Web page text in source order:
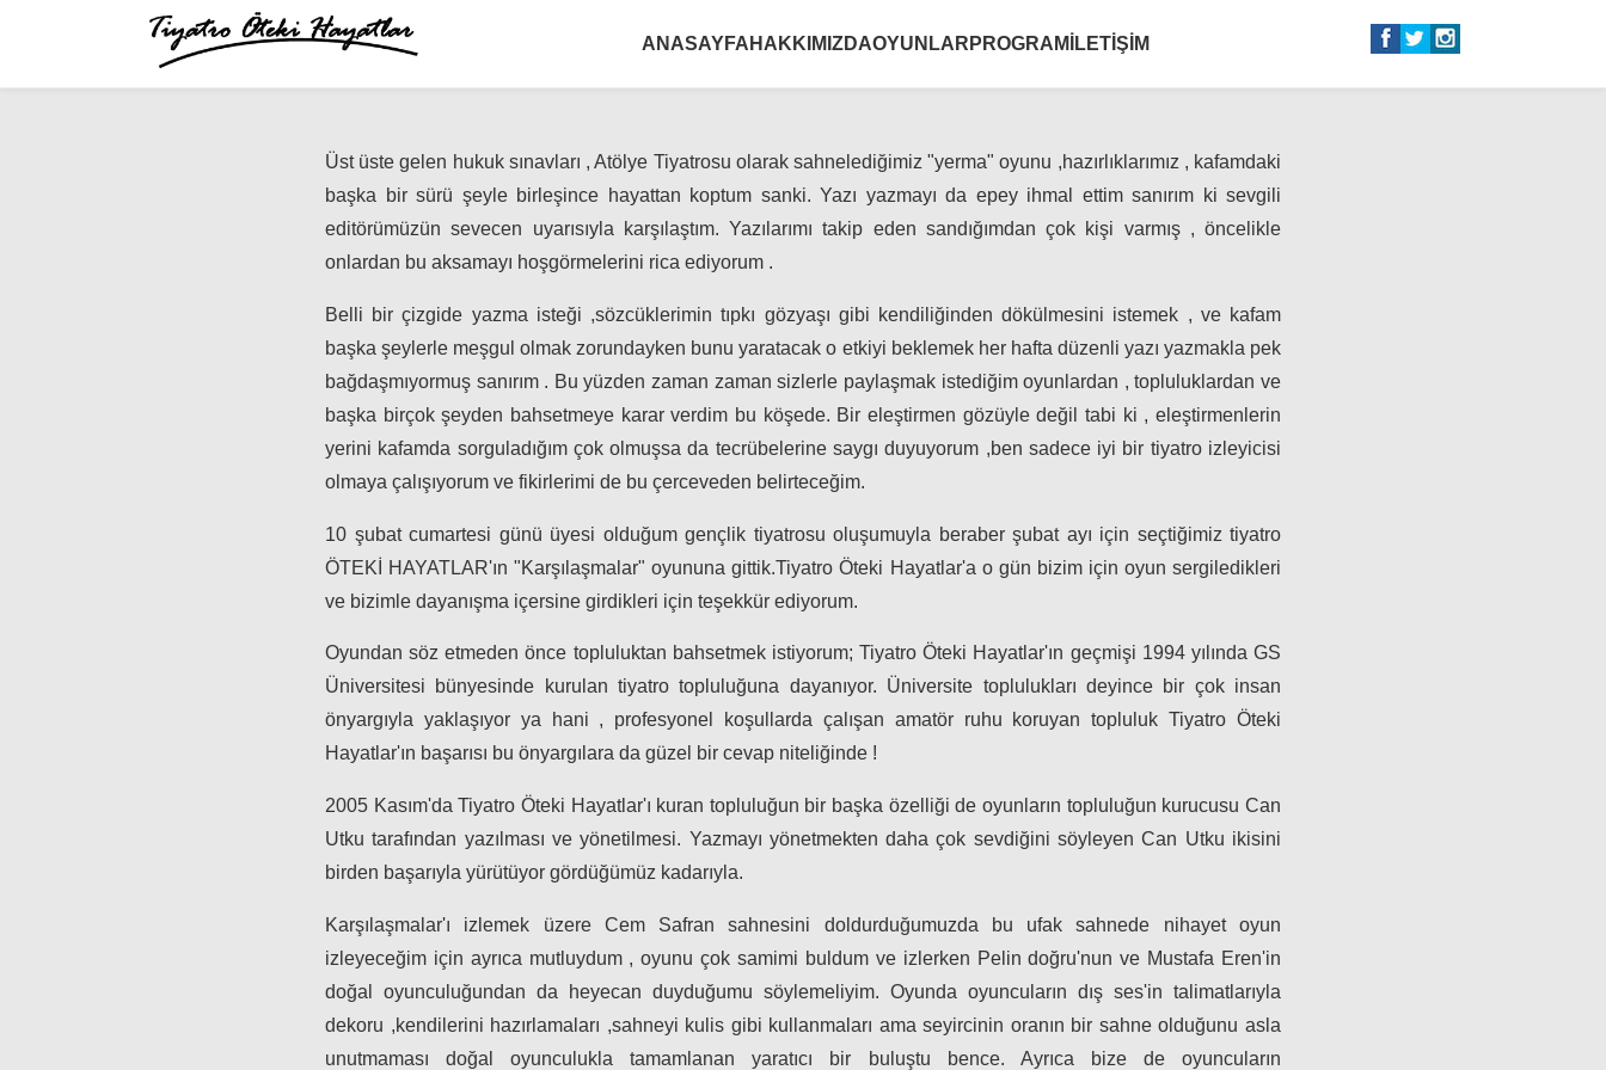
ANASAYFA HAKKIMIZDAOYUNLAR PROGRAM İLETIŞIM
Üst üste gelen hukuk sınavları , Atölye Tiyatrosu olarak sahnelediğimiz "yerma" oyunu ,hazırlıklarımız , kafamdaki
başka bir sürü şeyle birleşince hayattan koptum sanki. Yazı yazmayı da epey ihmal ettim sanırım ki sevgili
editörümüzün sevecen uyarısıyla karşılaştım. Yazılarımı takip eden sandığımdan çok kişi varmış , öncelikle
onlardan bu aksamayı hoşgörmelerini rica ediyorum .
Belli bir çizgide yazma isteği ,sözcüklerimin tıpkı gözyaşı gibi kendiliğinden dökülmesini istemek , ve kafam
başka şeylerle meşgul olmak zorundayken bunu yaratacak o etkiyi beklemek her hafta düzenli yazı yazmakla pek
bağdaşmıyormuş sanırım . Bu yüzden zaman zaman sizlerle paylaşmak istediğim oyunlardan , topluluklardan ve
başka birçok şeyden bahsetmeye karar verdim bu köşede. Bir eleştirmen gözüyle değil tabi ki , eleştirmenlerin
yerini kafamda sorguladığım çok olmuşsa da tecrübelerine saygı duyuyorum ,ben sadece iyi bir tiyatro izleyicisi
olmaya çalışıyorum ve fikirlerimi de bu çerceveden belirteceğim.
10 şubat cumartesi günü üyesi olduğum gençlik tiyatrosu oluşumuyla beraber şubat ayı için seçtiğimiz tiyatro
ÖTEKİ HAYATLAR'ın "Karşılaşmalar" oyununa gittik.Tiyatro Öteki Hayatlar'a o gün bizim için oyun sergiledikleri
ve bizimle dayanışma içersine girdikleri için teşekkür ediyorum.
Oyundan söz etmeden önce topluluktan bahsetmek istiyorum; Tiyatro Öteki Hayatlar'ın geçmişi 1994 yılında GS
Üniversitesi bünyesinde kurulan tiyatro topluluğuna dayanıyor. Üniversite toplulukları deyince bir çok insan
önyargıyla yaklaşıyor ya hani , profesyonel koşullarda çalışan amatör ruhu koruyan topluluk Tiyatro Öteki
Hayatlar'ın başarısı bu önyargılara da güzel bir cevap niteliğinde !
2005 Kasım'da Tiyatro Öteki Hayatlar'ı kuran topluluğun bir başka özelliği de oyunların topluluğun kurucusu Can
Utku tarafından yazılması ve yönetilmesi. Yazmayı yönetmekten daha çok sevdiğini söyleyen Can Utku ikisini
birden başarıyla yürütüyor gördüğümüz kadarıyla.
Karşılaşmalar'ı izlemek üzere Cem Safran sahnesini doldurduğumuzda bu ufak sahnede nihayet oyun
izleyeceğim için ayrıca mutluydum , oyunu çok samimi buldum ve izlerken Pelin doğru'nun ve Mustafa Eren'in
doğal oyunculuğundan da heyecan duyduğumu söylemeliyim. Oyunda oyuncuların dış ses'in talimatlarıyla
dekoru ,kendilerini hazırlamaları ,sahneyi kulis gibi kullanmaları ama seyircinin oranın bir sahne olduğunu asla
unutmaması doğal oyunculukla tamamlanan yaratıcı bir buluştu bence. Ayrıca bize de oyuncuların